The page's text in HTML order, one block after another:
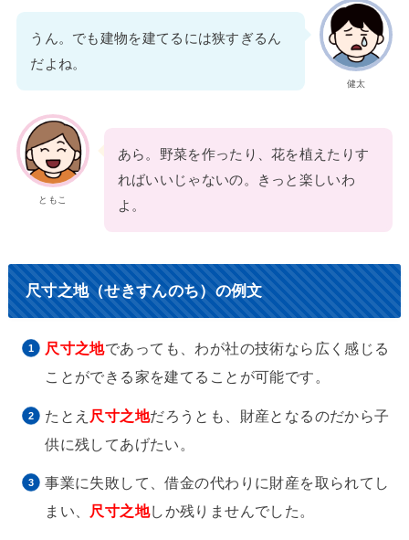
健太
うん。でも建物を建てるには狭すぎるん
だよね。
ともこ
あら。野菜を作ったり、花を植えたりす
ればいいじゃないの。きっと楽しいわ
よ。
尺寸之地（せきすんのち）の例文
尺寸之地であっても、わが社の技術なら広く感じる
ことができる家を建てることが可能です。
たとえ 尺寸之地だろうとも、財産となるのだから子
供に残してあげたい。
事業に失敗して、借金の代わりに財産を取られてし
まい、 尺寸之地しか残りませんでした。